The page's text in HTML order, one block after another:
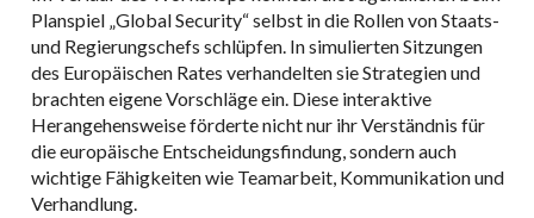
Planspiel „Global Security“ selbst in die Rollen von Staats-
und Regierungschefs schlüpfen. In simulierten Sitzungen
des Europäischen Rates verhandelten sie Strategien und
brachten eigene Vorschläge ein. Diese interaktive
Herangehensweise förderte nicht nur ihr Verständnis für
die europäische Entscheidungsfindung, sondern auch
wichtige Fähigkeiten wie Teamarbeit, Kommunikation und
Verhandlung.